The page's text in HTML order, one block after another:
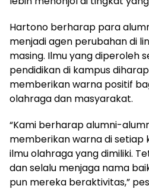
Hartono berharap para
menjadi agen perubahan di
masing. Ilmu yang diperoleh
pendidikan di kampus
memberikan warna positif
olahraga dan masyarakat.
“Kami berharap alumni-
memberikan warna di setiap
ilmu olahraga yang dimiliki.
dan selalu menjaga nama
pun mereka beraktivitas,”